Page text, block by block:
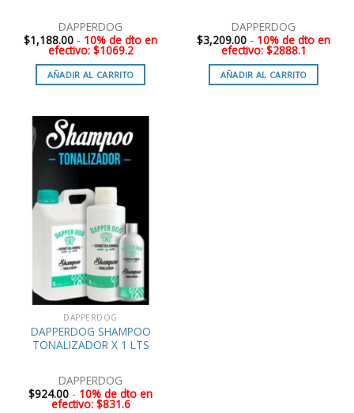
DAPPERDOG
$1,188.00 - 10% de dto en
efectivo: $1069.2
AÑADIR AL CARRITO
DAPPERDOG
$3,209.00 - 10% de dto en
efectivo: $2888.1
AÑADIR AL CARRITO
DAPPERDOG
DAPPERDOG SHAMPOO
TONALIZADOR X 1 LTS
DAPPERDOG
$924.00 - 10% de dto en
efectivo: $831.6